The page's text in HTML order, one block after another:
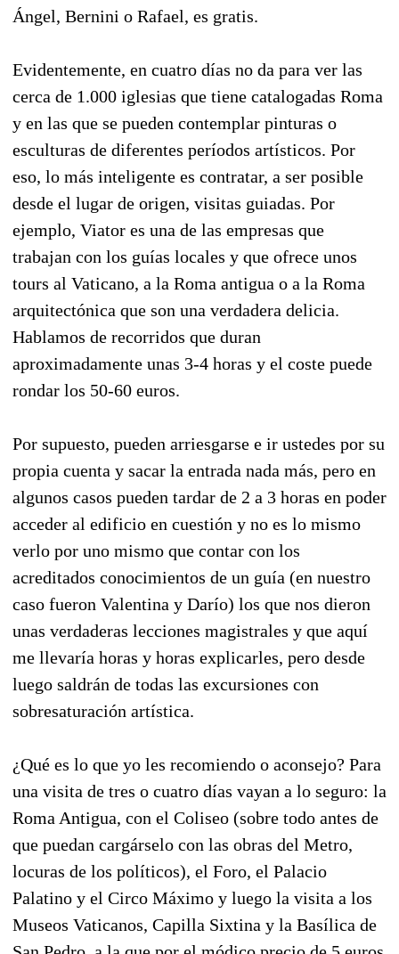
Ángel, Bernini o Rafael, es gratis.
Evidentemente, en cuatro días no da para ver las
cerca de 1.000 iglesias que tiene catalogadas Roma
y en las que se pueden contemplar pinturas o
esculturas de diferentes períodos artísticos. Por
eso, lo más inteligente es contratar, a ser posible
desde el lugar de origen, visitas guiadas. Por
ejemplo, Viator es una de las empresas que
trabajan con los guías locales y que ofrece unos
tours al Vaticano, a la Roma antigua o a la Roma
arquitectónica que son una verdadera delicia.
Hablamos de recorridos que duran
aproximadamente unas 3-4 horas y el coste puede
rondar los 50-60 euros.
Por supuesto, pueden arriesgarse e ir ustedes por su
propia cuenta y sacar la entrada nada más, pero en
algunos casos pueden tardar de 2 a 3 horas en poder
acceder al edificio en cuestión y no es lo mismo
verlo por uno mismo que contar con los
acreditados conocimientos de un guía (en nuestro
caso fueron Valentina y Darío) los que nos dieron
unas verdaderas lecciones magistrales y que aquí
me llevaría horas y horas explicarles, pero desde
luego saldrán de todas las excursiones con
sobresaturación artística.
¿Qué es lo que yo les recomiendo o aconsejo? Para
una visita de tres o cuatro días vayan a lo seguro: la
Roma Antigua, con el Coliseo (sobre todo antes de
que puedan cargárselo con las obras del Metro,
locuras de los políticos), el Foro, el Palacio
Palatino y el Circo Máximo y luego la visita a los
Museos Vaticanos, Capilla Sixtina y la Basílica de